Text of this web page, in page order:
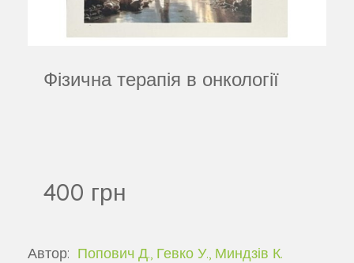
Фізична терапія в онкології
400 грн
Автор: Попович Д., Гевко У., Миндзів К.